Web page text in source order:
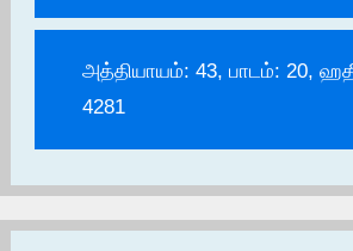
அத்தியாயம்: 43, பாடம்: 20,
4281